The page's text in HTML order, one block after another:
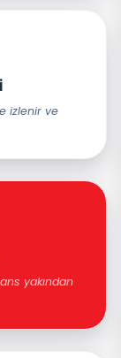
izlenir ve
yakından